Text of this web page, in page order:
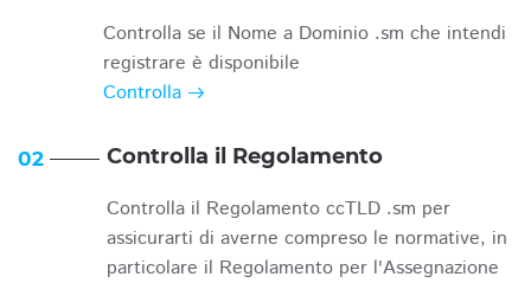
Controlla se il Nome a Dominio .sm che intendi
registrare è disponibile
Controlla
02 Controlla il Regolamento
Controlla il Regolamento ccTLD .sm per
assicurarti di averne compreso le normative, in
particolare il Regolamento per l'Assegnazione